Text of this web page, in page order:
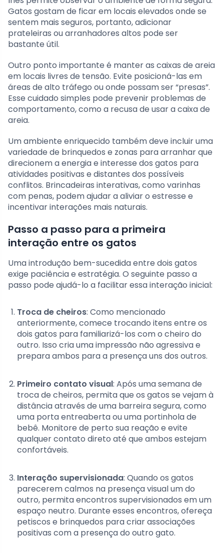
Gatos gostam de ficar em locais elevados onde se
sentem mais seguros, portanto, adicionar
prateleiras ou arranhadores altos pode ser
bastante útil.
Outro ponto importante é manter as caixas de areia
em locais livres de tensão. Evite posicioná-las em
áreas de alto tráfego ou onde possam ser “presas”.
Esse cuidado simples pode prevenir problemas de
comportamento, como a recusa de usar a caixa de
areia.
Um ambiente enriquecido também deve incluir uma
variedade de brinquedos e zonas para arranhar que
direcionem a energia e interesse dos gatos para
atividades positivas e distantes dos possíveis
conflitos. Brincadeiras interativas, como varinhas
com penas, podem ajudar a aliviar o estresse e
incentivar interações mais naturais.
Passo a passo para a primeira
interação entre os gatos
Uma introdução bem-sucedida entre dois gatos
exige paciência e estratégia. O seguinte passo a
passo pode ajudá-lo a facilitar essa interação inicial:
Troca de cheiros: Como mencionado
anteriormente, comece trocando itens entre os
dois gatos para familiarizá-los com o cheiro do
outro. Isso cria uma impressão não agressiva e
prepara ambos para a presença uns dos outros.
Primeiro contato visual: Após uma semana de
troca de cheiros, permita que os gatos se vejam à
distância através de uma barreira segura, como
uma porta entreaberta ou uma portinhola de
bebê. Monitore de perto sua reação e evite
qualquer contato direto até que ambos estejam
confortáveis.
Interação supervisionada: Quando os gatos
parecerem calmos na presença visual um do
outro, permita encontros supervisionados em um
espaço neutro. Durante esses encontros, ofereça
petiscos e brinquedos para criar associações
positivas com a presença do outro gato.